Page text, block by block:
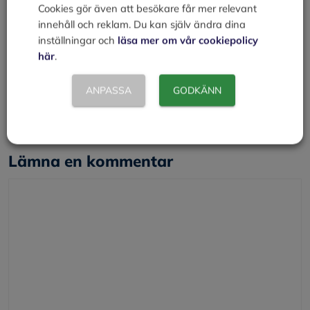
Läggs en egen kontantinsats på 200 000 kr i
exempelköpet ovan återstår 340 000 kr som måste tas
som topplån. Normalt krävs extra säkerhet för detta
lånet utöver bostaden.
Kategorier
Privatekonomi
Skyldigheter
Lämna en kommentar
Cookies gör även att besökare får mer relevant
innehåll och reklam. Du kan själv ändra dina
inställningar och läsa mer om vår cookiepolicy
här.
ANPASSA GODKÄNN